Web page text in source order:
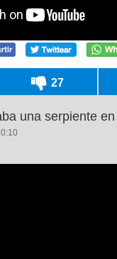
27
una serpiente